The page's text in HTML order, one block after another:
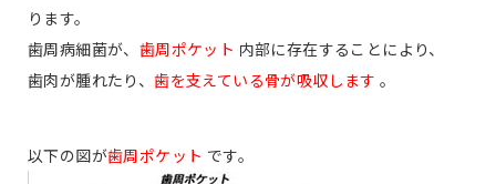
ります。
歯周病細菌が、 歯周ポケット 内部に存在することにより、
歯肉が腫れたり、歯を支えている骨が吸収します 。
以下の図が歯周ポケット です。